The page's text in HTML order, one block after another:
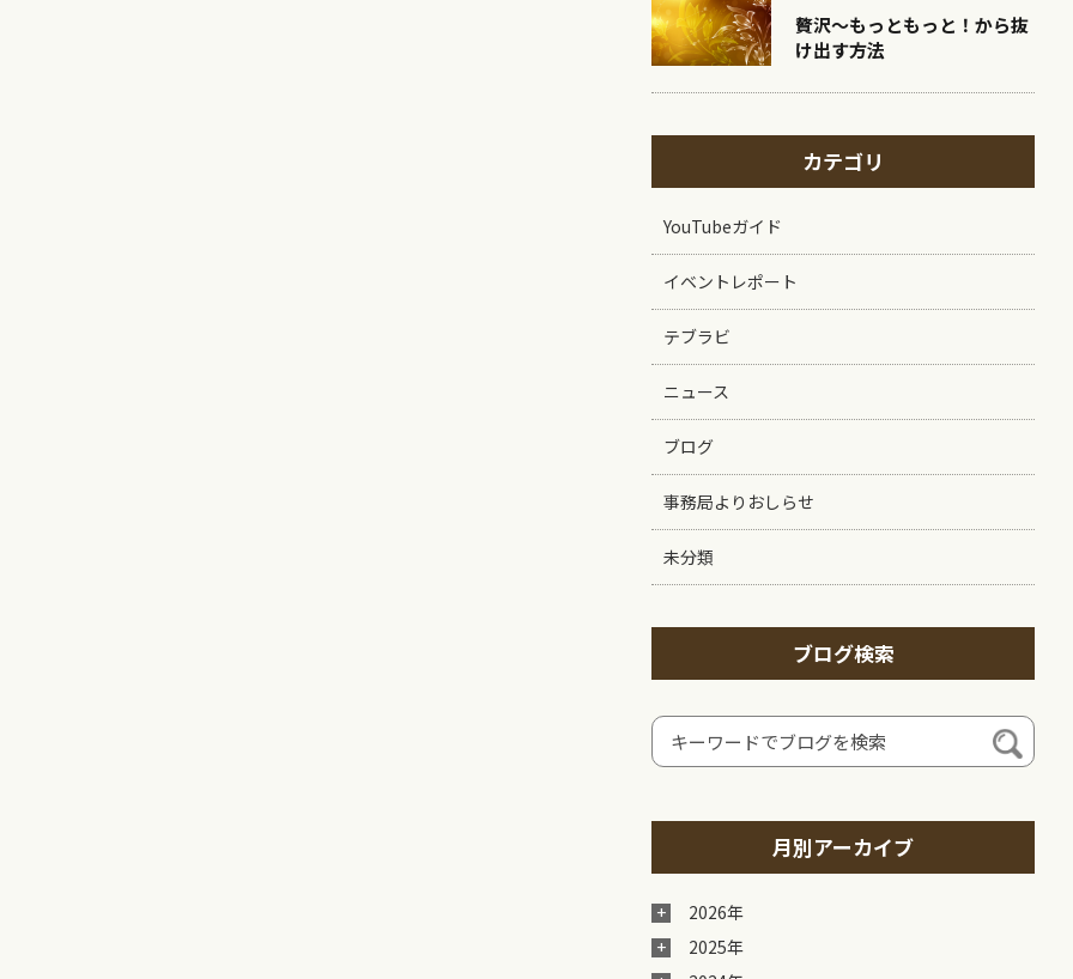
贅沢〜もっともっと！から抜
け出す方法
カテゴリ
YouTubeガイド
イベントレポート
テブラビ
ニュース
ブログ
事務局よりおしらせ
未分類
ブログ検索
月別アーカイブ
2026年
2025年